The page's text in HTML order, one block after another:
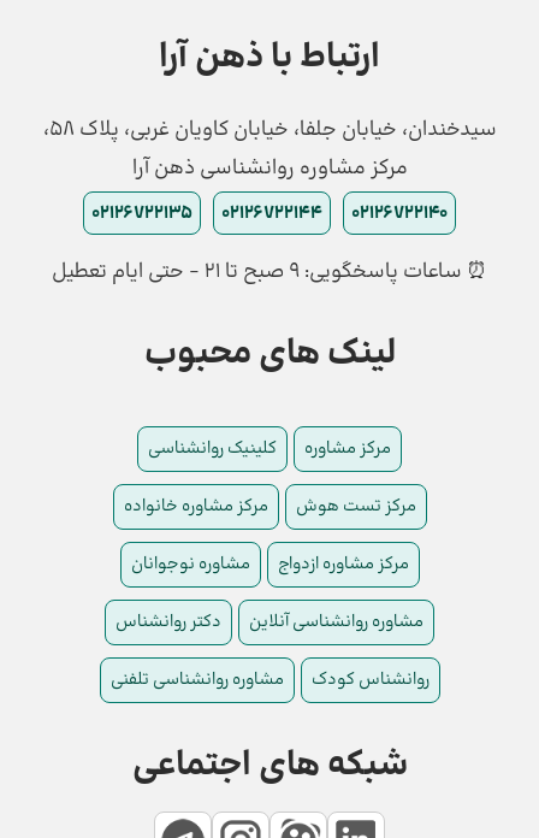
ارتباط با ذهن آرا
سیدخندان، خیابان جلفا، خیابان کاویان غربی، پلاک 58،
مرکز مشاوره روانشناسی ذهن آرا
02126722140
02126722144
02126722135
⏰ ساعات پاسخگویی: ۹ صبح تا ۲۱ - حتی ایام تعطیل
لینک های محبوب
مرکز مشاوره کلینیک روانشناسی
مرکز تست هوش مرکز مشاوره خانواده
مرکز مشاوره ازدواج مشاوره نوجوانان
مشاوره روانشناسی آنلاین دکتر روانشناس
روانشناس کودک مشاوره روانشناسی تلفنی
شبکه های اجتماعی